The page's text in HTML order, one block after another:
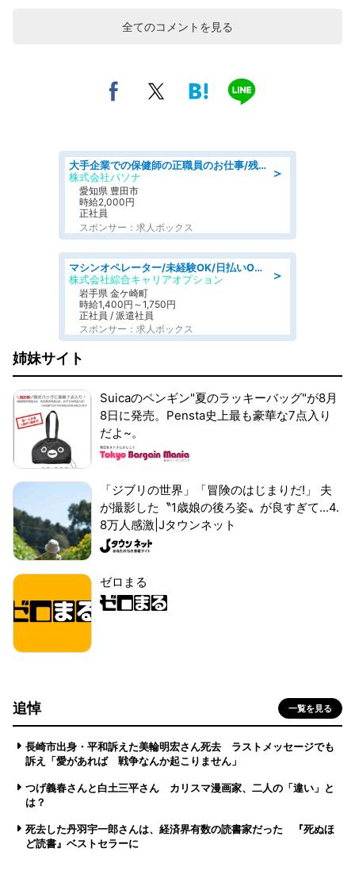
全てのコメントを見る
＞
大手企業での保健師の正職員のお仕事/残業なし/要資格:保健師
株式会社パソナ
愛知県 豊田市
時給2,000円
正社員
スポンサー：求人ボックス
＞
マシンオペレーター/未経験OK/日払いOK/寮完備/交替制/20・30・40代活躍中
株式会社綜合キャリアオプション
岩手県 金ケ崎町
時給1,400円～1,750円
正社員 / 派遣社員
スポンサー：求人ボックス
姉妹サイト
Suicaのペンギン"夏のラッキーバッグ"が8月
8日に発売。Pensta史上最も豪華な7点入り
だよ~。
「ジブリの世界」「冒険のはじまりだ!」 夫
が撮影した〝1歳娘の後ろ姿〟が良すぎて...4.
8万人感激|Jタウンネット
ゼロまる
追悼 一覧を見る
長崎市出身・平和訴えた美輪明宏さん死去 ラストメッセージでも
訴え「愛があれば 戦争なんか起こりません」
つげ義春さんと白土三平さん カリスマ漫画家、二人の「違い」と
は？
死去した丹羽宇一郎さんは、経済界有数の読書家だった 『死ぬほ
ど読書』ベストセラーに